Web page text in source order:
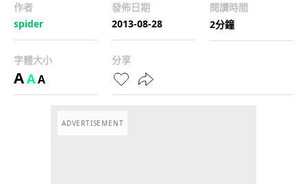
作者
spider
發佈日期
2013-08-28
閱讀時間
2分鐘
字體大小
AAA
分享
ADVERTISEMENT